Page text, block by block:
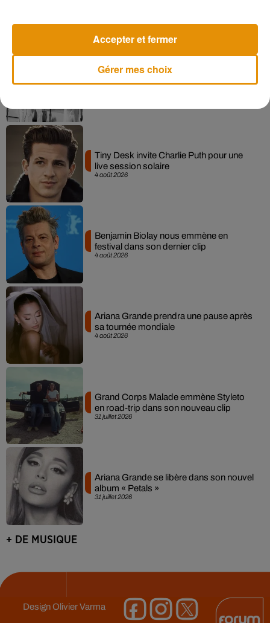
Après le film, bientôt une docu-série sur
le père de Michael Jackson
4 août 2026
Tiny Desk invite Charlie Puth pour une
live session solaire
4 août 2026
Benjamin Biolay nous emmène en
festival dans son dernier clip
4 août 2026
Ariana Grande prendra une pause après
sa tournée mondiale
31 juillet 2026
Grand Corps Malade emmène Styleto
en road-trip dans son nouveau clip
31 juillet 2026
Ariana Grande se libère dans son nouvel
album « Petals »
+ DE MUSIQUE
DesignOlivier Varma
Gérer mes choix
Accepter et fermer